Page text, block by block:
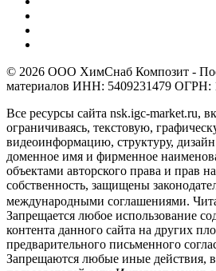
© 2026 ООО ХимСнаб Композит -
материалов ИНН: 5409231479 ОГРН:
Все ресурсы сайта nsk.igc-market.ru,
ограничиваясь, текстовую,
видеоинформацию, структуру,
доменное имя и фирменное
объектами авторского права и прав
собственность, защищены
международными соглашениями.
Запрещается любое использование
контента данного сайта на других
предварительного письменного
Запрещаются любые иные действия, в